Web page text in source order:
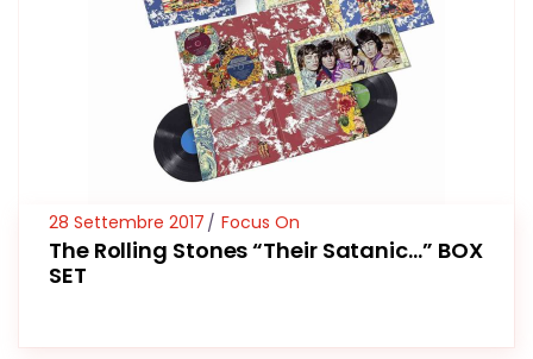
28 Settembre 2017 Focus On
The Rolling Stones “Their Satanic…” BOX
SET